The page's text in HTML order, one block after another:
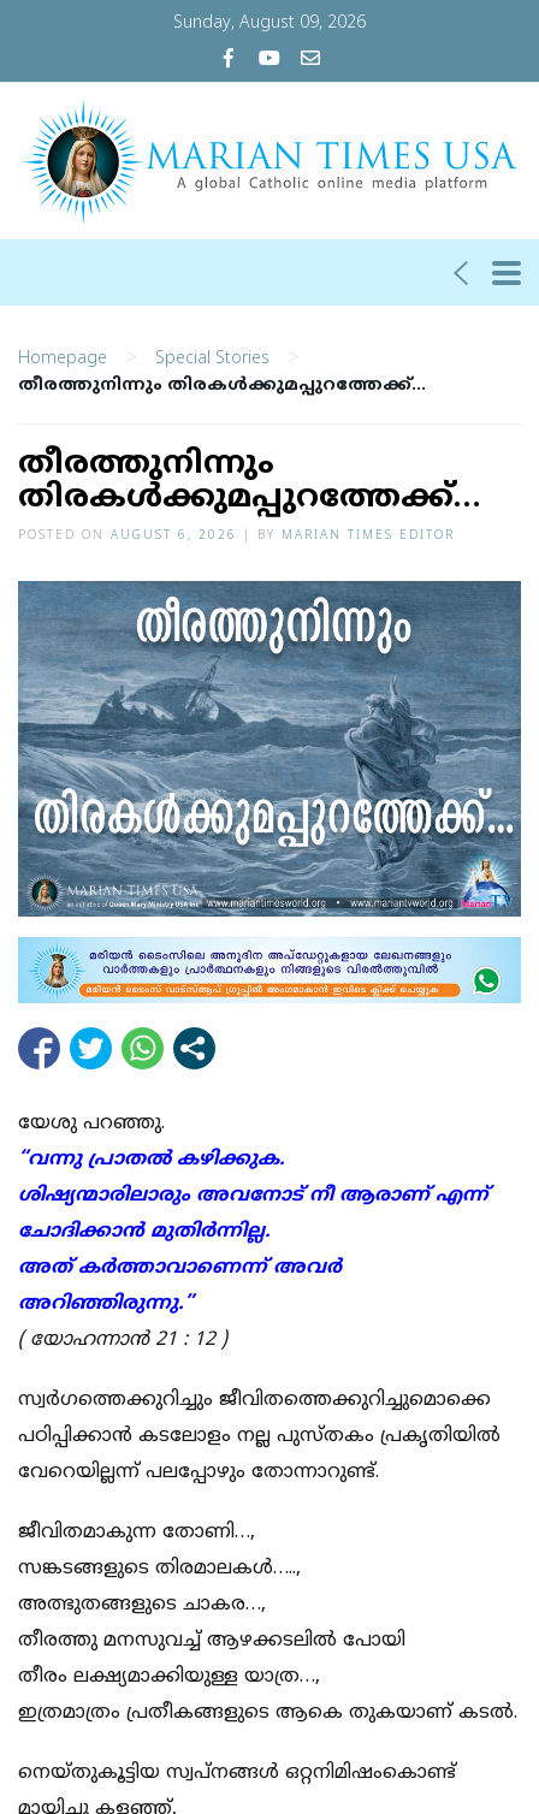
Sunday, August 09, 2026
Homepage > Special Stories >
തീരത്തുനിന്നും തിരകള്‍ക്കുമപ്പുറത്തേക്ക്…
തീരത്തുനിന്നും
തിരകള്‍ക്കുമപ്പുറത്തേക്ക്…
POSTED ON AUGUST 6, 2026 BY MARIAN TIMES EDITOR
യേശു പറഞ്ഞു.
“വന്നു പ്രാതൽ കഴിക്കുക.
ശിഷ്യന്മാരിലാരും അവനോട് നീ ആരാണ് എന്ന്
ചോദിക്കാൻ മുതിർന്നില്ല.
അത് കർത്താവാണെന്ന് അവർ
അറിഞ്ഞിരുന്നു.”
( യോഹന്നാൻ 21 : 12 )
സ്വർഗത്തെക്കുറിച്ചും ജീവിതത്തെക്കുറിച്ചുമൊക്കെ
പഠിപ്പിക്കാൻ കടലോളം നല്ല പുസ്തകം പ്രകൃതിയിൽ
വേറെയില്ലന്ന് പലപ്പോഴും തോന്നാറുണ്ട്.
ജീവിതമാകുന്ന തോണി…,
സങ്കടങ്ങളുടെ തിരമാലകൾ…..,
അത്ഭുതങ്ങളുടെ ചാകര…,
തീരത്തു മനസുവച്ച് ആഴക്കടലിൽ പോയി
തീരം ലക്ഷ്യമാക്കിയുള്ള യാത്ര…,
ഇത്രമാത്രം പ്രതീകങ്ങളുടെ ആകെ തുകയാണ് കടൽ.
നെയ്തുകൂട്ടിയ സ്വപ്നങ്ങൾ ഒറ്റനിമിഷംകൊണ്ട്